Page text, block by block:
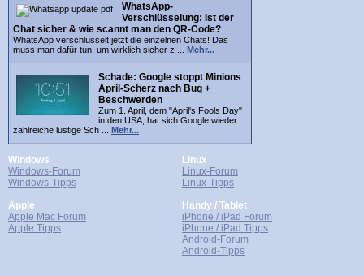
WhatsApp-
Verschlüsselung: Ist der
Chat sicher & wie scannt man den QR-Code?
WhatsApp verschlüsselt jetzt die einzelnen Chats! Das
muss man dafür tun, um wirklich sicher z ... Mehr...
Schade: Google stoppt Minions
April-Scherz nach Bug +
Beschwerden
Zum 1. April, dem "April's Fools Day"
in den USA, hat sich Google wieder
zahlreiche lustige Sch ... Mehr...
Windows
Windows-Forum
Windows-Tipps
Apple
Apple Mac Forum
Apple Tipps
Linux
Linux-Forum
Linux-Tipps
Handy / Tablet
iPhone / iPad Forum
iPhone / iPad Tipps
Android-Forum
Android-Tipps